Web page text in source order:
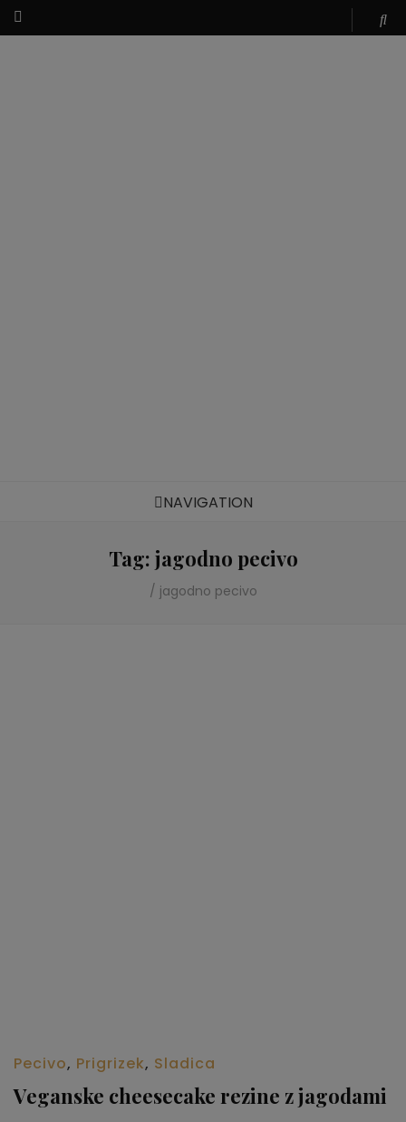
NAVIGATION
Tag: jagodno pecivo
/ jagodno pecivo
Pecivo, Prigrizek, Sladica
Veganske cheesecake rezine z jagodami